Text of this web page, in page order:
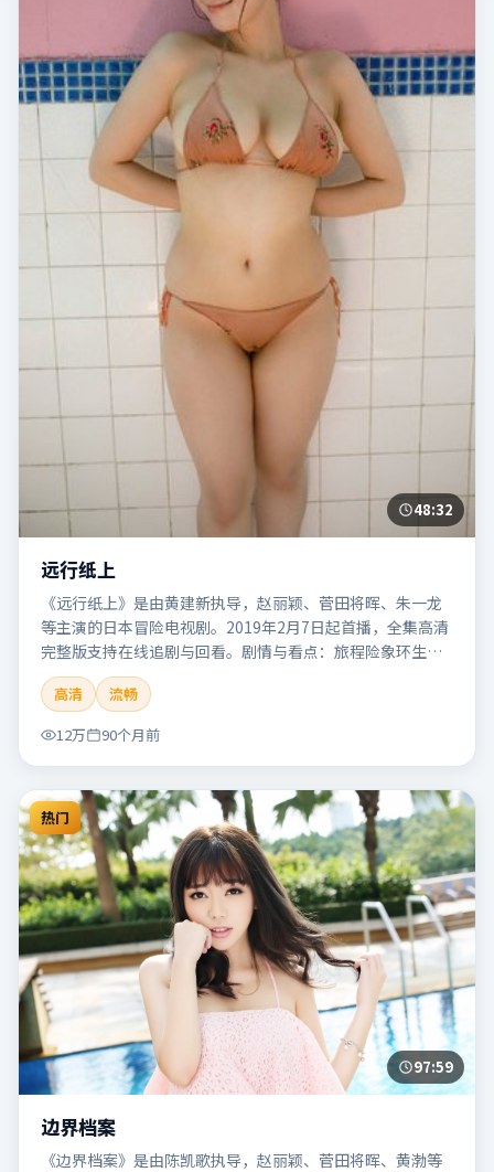
48:32
远行纸上
《远行纸上》是由黄建新执导，赵丽颖、菅田将晖、朱一龙
等主演的日本冒险电视剧。2019年2月7日起首播，全集高清
完整版支持在线追剧与回看。剧情与看点：旅程险象环生，
奇观与友情并行，带来沉浸式探险体验。本片适合检索「远
行纸上」「黄建新」「冒险」「日本」「2019」「2019-02-
07上映」等关键词的影迷阅读简介与主创信息。
高清
流畅
12万
90个月前
热门
97:59
边界档案
《边界档案》是由陈凯歌执导，赵丽颖、菅田将晖、黄渤等